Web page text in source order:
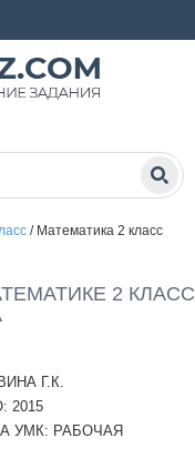
/ Математика 2 класс
2 КЛАСС
Г.К.
2015
УМК: РАБОЧАЯ